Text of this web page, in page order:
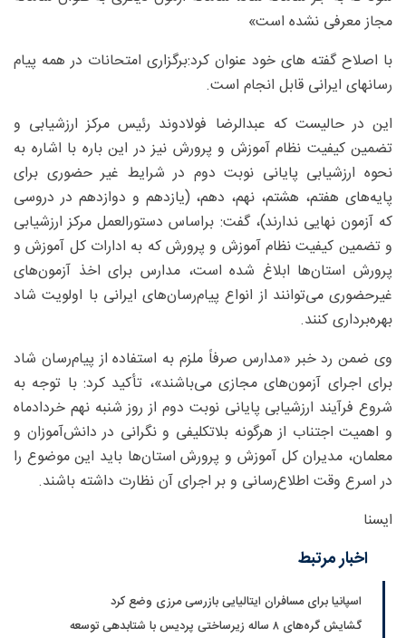
مجاز معرفی نشده است»
با اصلاح گفته های خود عنوان کرد:برگزاری امتحانات در همه پیام
رسانهای ایرانی قابل انجام است.
این در حالیست که عبدالرضا فولادوند رئیس مرکز ارزشیابی و
تضمین کیفیت نظام آموزش و پرورش نیز در این باره با اشاره به
نحوه ارزشیابی پایانی نوبت دوم در شرایط غیر حضوری برای
پایه‌های هفتم، هشتم، نهم، دهم، (یازدهم و دوازدهم در دروسی
که آزمون نهایی ندارند)، گفت: براساس دستورالعمل مرکز ارزشیابی
و تضمین کیفیت نظام آموزش و پرورش که به ادارات کل آموزش و
پرورش استان‌ها ابلاغ شده است، مدارس برای اخذ آزمون‌های
غیرحضوری می‌توانند از انواع پیام‌رسان‌های ایرانی با اولویت شاد
بهره‌برداری کنند.
وی ضمن رد خبر «مدارس صرفاً ملزم به استفاده از پیام‌رسان شاد
برای اجرای آزمون‌های مجازی می‌باشند»، تأکید کرد: با توجه به
شروع فرآیند ارزشیابی پایانی نوبت دوم از روز شنبه نهم خردادماه
و اهمیت اجتناب از هرگونه بلاتکلیفی و نگرانی در دانش‌آموزان و
معلمان، مدیران کل آموزش و پرورش استان‌ها باید این موضوع را
در اسرع وقت اطلاع‌رسانی و بر اجرای آن نظارت داشته باشند.
ایسنا
اخبار مرتبط
اسپانیا برای مسافران ایتالیایی بازرسی مرزی وضع کرد
گشایش گره‌های ۸ ساله زیرساختی پردیس با شتابدهی توسعه